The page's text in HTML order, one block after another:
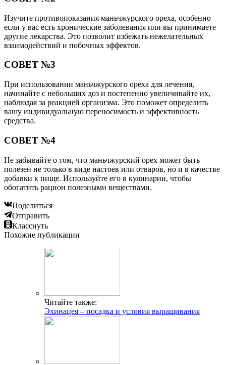
Изучите противопоказания маньчжурского ореха, особенно
если у вас есть хронические заболевания или вы принимаете
другие лекарства. Это позволит избежать нежелательных
взаимодействий и побочных эффектов.
СОВЕТ №3
При использовании маньчжурского ореха для лечения,
начинайте с небольших доз и постепенно увеличивайте их,
наблюдая за реакцией организма. Это поможет определить
вашу индивидуальную переносимость и эффективность
средства.
СОВЕТ №4
Не забывайте о том, что маньчжурский орех может быть
полезен не только в виде настоев или отваров, но и в качестве
добавки к пище. Используйте его в кулинарии, чтобы
обогатить рацион полезными веществами.
Поделиться
Отправить
Класснуть
Похожие публикации
Читайте также:
Эхинацея – посадка и условия выращивания